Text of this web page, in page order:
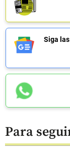
Siga
Para